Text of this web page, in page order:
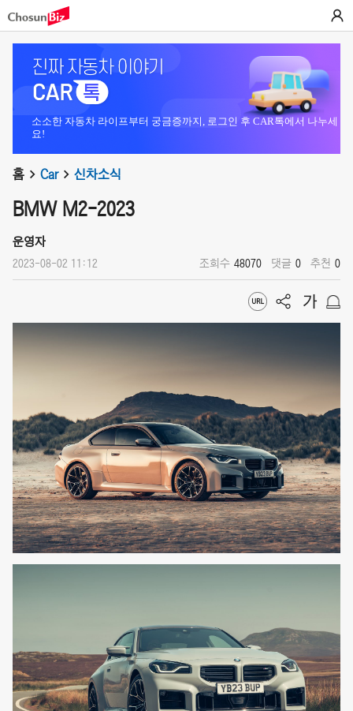
소소한 자동차 라이프부터 궁금증까지, 로그인 후 CAR톡에서 나누세
요!
홈 Car 신차소식
BMW M2-2023
운영자
2023-08-02 11:12 조회수 48070 댓글 0 추천 0